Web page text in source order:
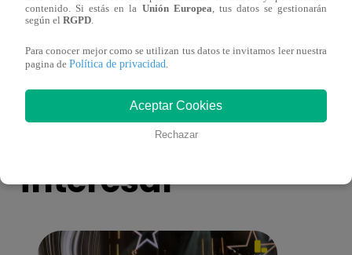
premió al nuevo afortunado que llegará al
También te puede
interesar
contenido. Si estás en la Unión Europea, tus datos se gestionarán
según el RGPD.
Para conocer mejor como se utilizan tus datos te invitamos leer nuestra
pagina de Política de privacidad.
Aceptar Cookies
Rechazar